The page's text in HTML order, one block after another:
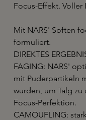
Focus-Effekt. Voller
Mit NARS' Soften
formuliert.
DIREKTES
FAGING: NARS'
mit Puderpartikeln
wurden, um Talg zu
Focus-Perfektion.
CAMOUFLING: